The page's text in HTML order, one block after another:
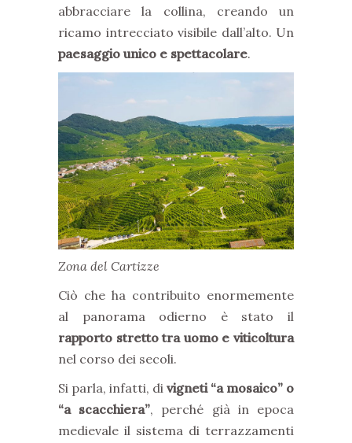
abbracciare la collina, creando un
ricamo intrecciato visibile dall’alto. Un
paesaggio unico e spettacolare.
Zona del Cartizze
Ciò che ha contribuito enormemente
al panorama odierno è stato il
rapporto stretto tra uomo e viticoltura
nel corso dei secoli.
Si parla, infatti, di vigneti “a mosaico” o
“a scacchiera”, perché già in epoca
medievale il sistema di terrazzamenti